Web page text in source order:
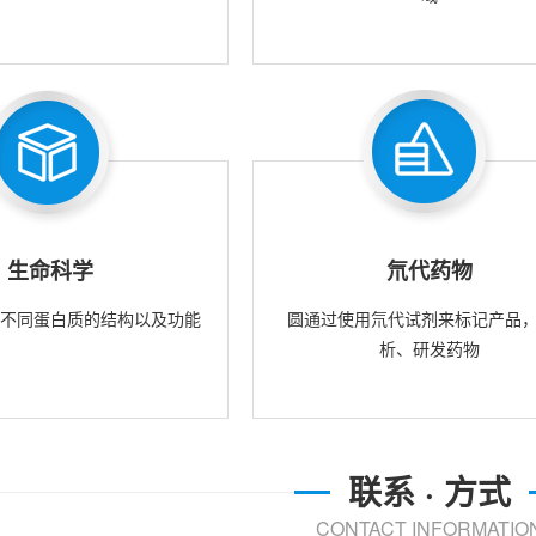
生命科学
同蛋白质的结构以及功能
氘代药物
圆通过使用氘代试剂来标记产品
析、研发药物
联系 · 方式
CONTACT